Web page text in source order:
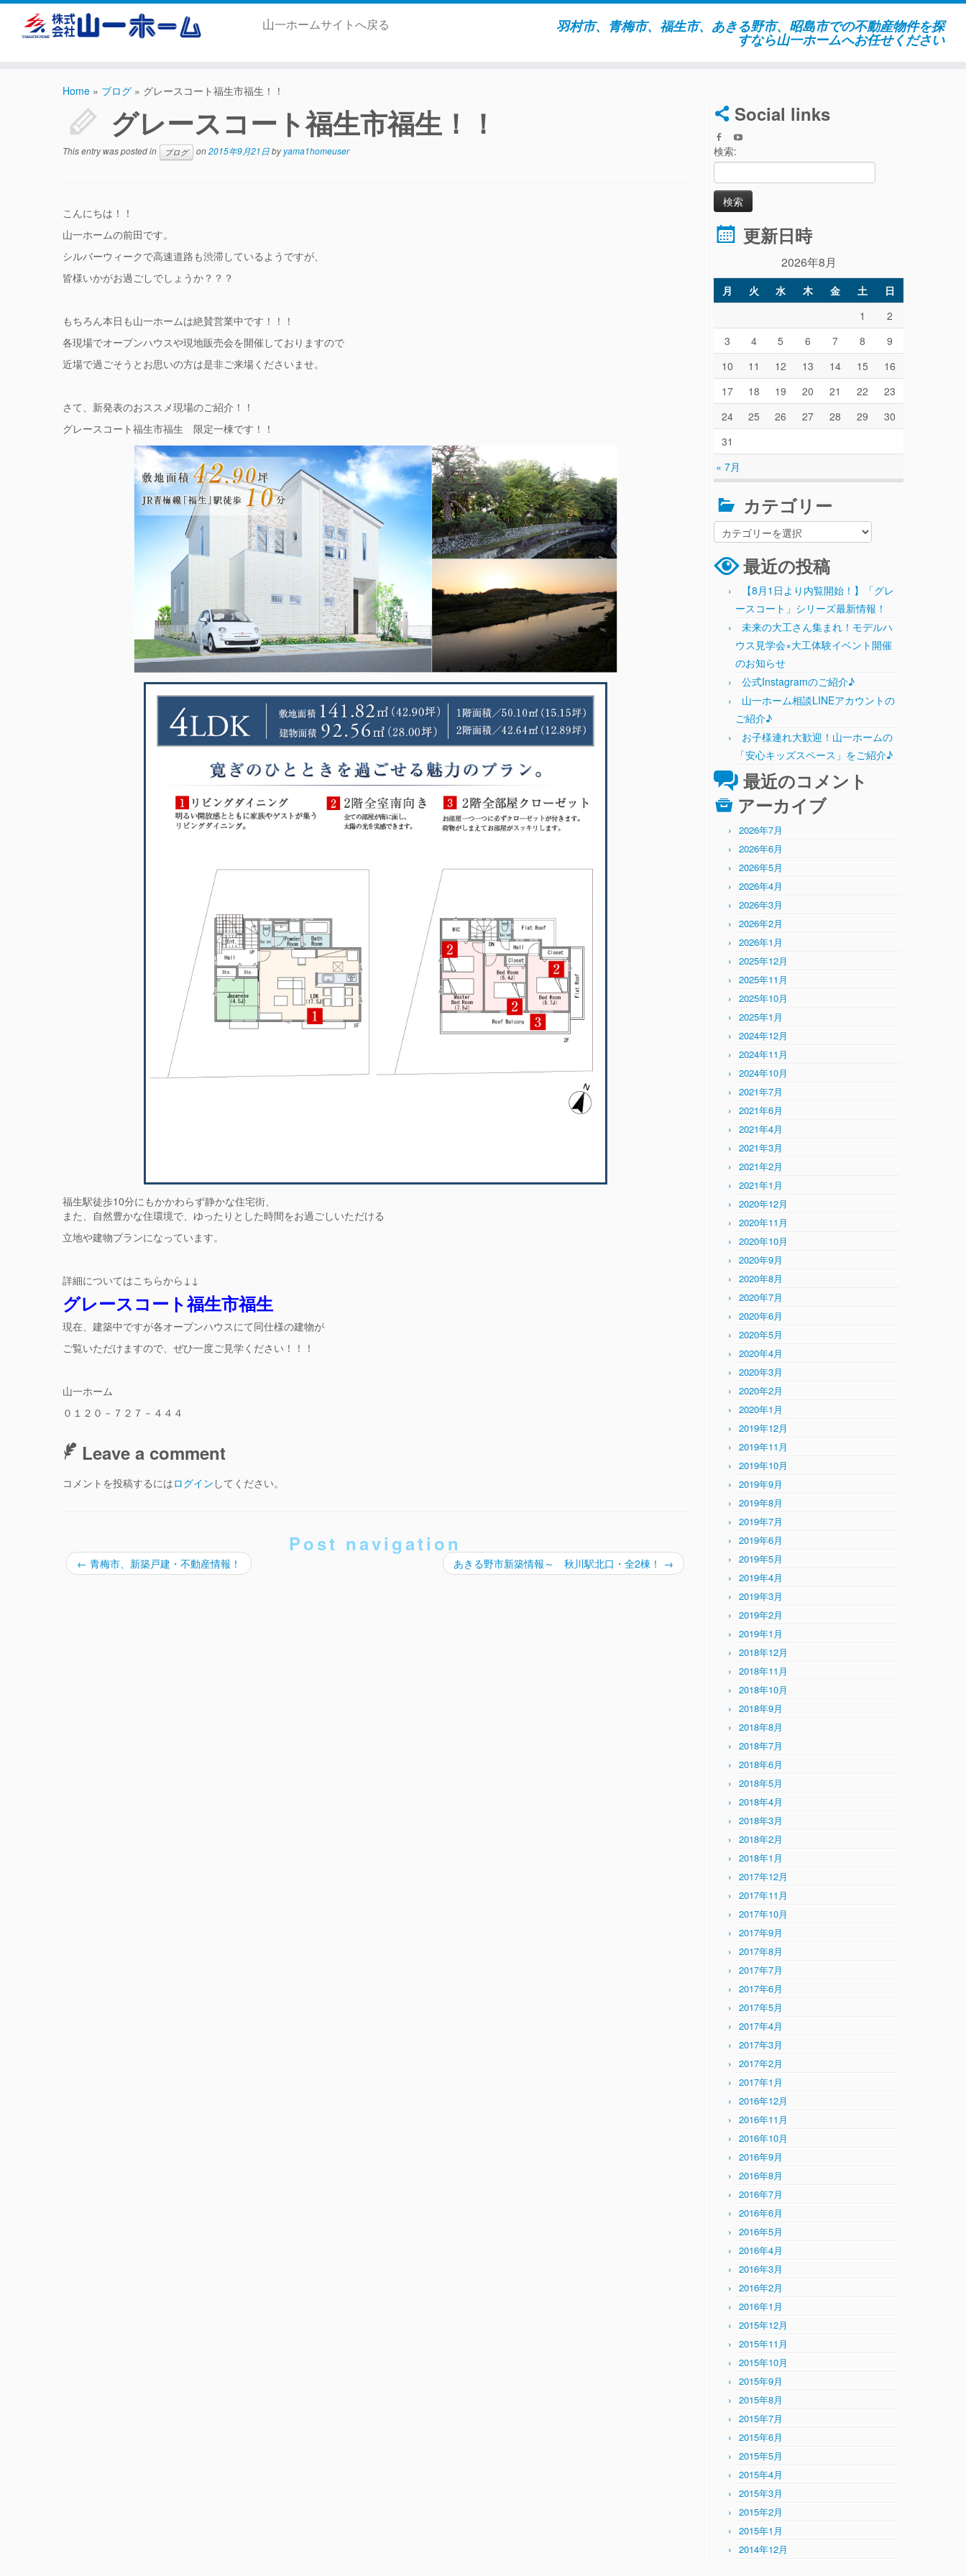
羽村市、青梅市、福生市、あきる野市、昭島市での不動産物件を探
すなら山一ホームへお任せください
山一ホームサイトへ戻る
Home » ブログ » グレースコート福生市福生！！
グレースコート福生市福生！！
This entry was posted in ブログ on2015年9月21日byyama1homeuser
こんにちは！！
山一ホームの前田です。
シルバーウィークで高速道路も渋滞しているようですが、
皆様いかがお過ごしでしょうか？？？
もちろん本日も山一ホームは絶賛営業中です！！！
各現場でオープンハウスや現地販売会を開催しておりますので
近場で過ごそうとお思いの方は是非ご来場くださいませ。
さて、新発表のおススメ現場のご紹介！！
グレースコート福生市福生 限定一棟です！！
福生駅徒歩10分にもかかわらず静かな住宅街、
また、自然豊かな住環境で、ゆったりとした時間をお過ごしいただける
立地や建物プランになっています。
詳細についてはこちらから↓↓
グレースコート福生市福生
現在、建築中ですが各オープンハウスにて同仕様の建物が
ご覧いただけますので、ぜひ一度ご見学ください！！！
山一ホーム
０１２０－７２７－４４４
Leave a comment
コメントを投稿するにはログイン してください。
Post navigation
← 青梅市、新築戸建・不動産情報！ あきる野市新築情報～ 秋川駅北口・全2棟！ →
Social links
検索:
更新日時
2026年8月
月 火 水 木 金 土 日
« 7月
1
2
3
4 5 6 7 8
9
10
11 12 13 14 15
16
17
18 19 20 21 22
23
24
25 26 27 28 29
30
31
カテゴリー
最近の投稿
【8月1日より内覧開始！】「グレ
ースコート」シリーズ最新情報！
未来の大工さん集まれ！モデルハ
ウス見学会×大工体験イベント開催
のお知らせ
公式Instagramのご紹介♪
山一ホーム相談LINEアカウントの
ご紹介♪
お子様連れ大歓迎！山一ホームの
「安心キッズスペース」をご紹介♪
最近のコメント
アーカイブ
2026年7月
2026年6月
2026年5月
2026年4月
2026年3月
2026年2月
2026年1月
2025年12月
2025年11月
2025年10月
2025年1月
2024年12月
2024年11月
2024年10月
2021年7月
2021年6月
2021年4月
2021年3月
2021年2月
2021年1月
2020年12月
2020年11月
2020年10月
2020年9月
2020年8月
2020年7月
2020年6月
2020年5月
2020年4月
2020年3月
2020年2月
2020年1月
2019年12月
2019年11月
2019年10月
2019年9月
2019年8月
2019年7月
2019年6月
2019年5月
2019年4月
2019年3月
2019年2月
2019年1月
2018年12月
2018年11月
2018年10月
2018年9月
2018年8月
2018年7月
2018年6月
2018年5月
2018年4月
2018年3月
2018年2月
2018年1月
2017年12月
2017年11月
2017年10月
2017年9月
2017年8月
2017年7月
2017年6月
2017年5月
2017年4月
2017年3月
2017年2月
2017年1月
2016年12月
2016年11月
2016年10月
2016年9月
2016年8月
2016年7月
2016年6月
2016年5月
2016年4月
2016年3月
2016年2月
2016年1月
2015年12月
2015年11月
2015年10月
2015年9月
2015年8月
2015年7月
2015年6月
2015年5月
2015年4月
2015年3月
2015年2月
2015年1月
2014年12月